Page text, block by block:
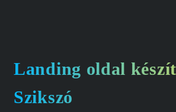
Landing oldal
Szikszó